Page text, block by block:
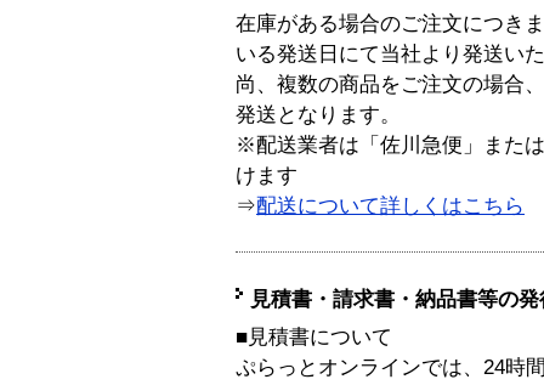
在庫がある場合のご注文につき
いる発送日にて当社より発送い
尚、複数の商品をご注文の場合
発送となります。
※配送業者は「佐川急便」また
けます
⇒配送について詳しくはこちら
見積書・請求書・納品書等の
■見積書について
ぷらっとオンラインでは、24時